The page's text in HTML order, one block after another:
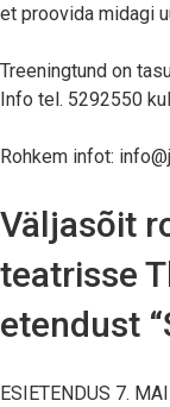
et proovida midagi
Treeningtund on
Info tel. 5292550
Rohkem infot:
Väljasõit
teatrisse
etendust
ESIETENDUS 7.